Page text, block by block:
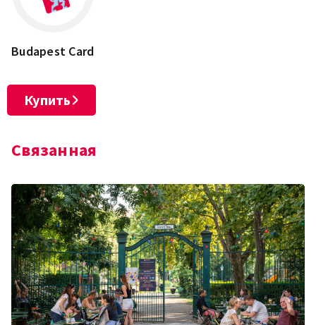
Budapest Card
Купить
Связанная